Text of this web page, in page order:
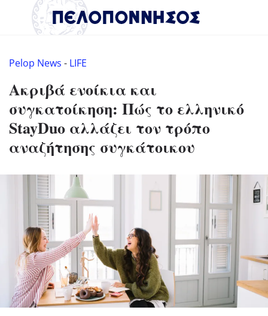
Pelop News - LIFE
Ακριβά ενοίκια και
συγκατοίκηση: Πώς το ελληνικό
StayDuo αλλάζει τον τρόπο
αναζήτησης συγκάτοικου